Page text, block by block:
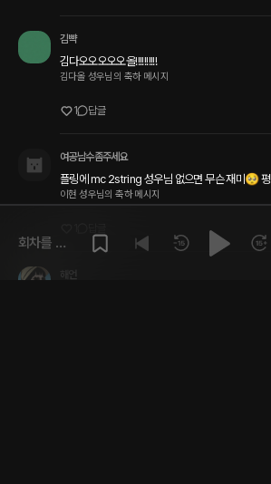
김뺙
김다오오오오오올!!!!!!!!!!
김다올 성우님의 축하 메시지
1 답글
여공남수좀주세요
플링에 mc 2string 성우님 없으면 무슨 재미🥺 평
이현 성우님의 축하 메시지
해언
회차를 재
생해주세
요.